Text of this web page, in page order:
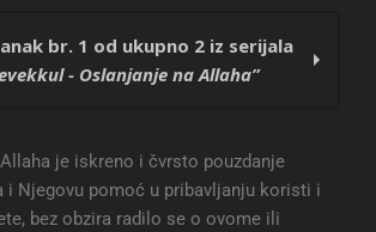
br. 1 od ukupno 2 iz serijala
- Oslanjanje na Allaha”
– Oslanjanje na Allaha 2. dio
je iskreno i čvrsto pouzdanje
i Njegovu pomoć u pribavljanju koristi i
bez obzira radilo se o ovome ili